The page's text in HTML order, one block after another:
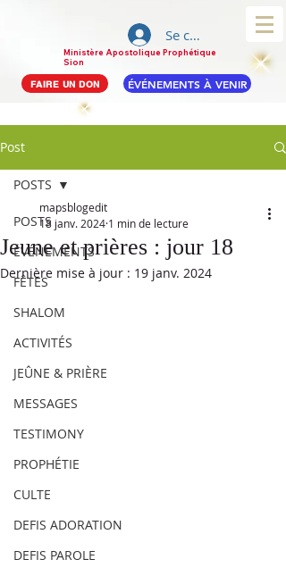
Ministère Apostolique Prophétique
Sion
Se connecter
FAIRE UN DON ÉVÉNEMENTS À VENIR
Post
POSTS
ÉVÉNEMENTS
FÊTES
SHALOM
ACTIVITÉS
JEÛNE & PRIÈRE
MESSAGES
TESTIMONY
PROPHÉTIE
CULTE
DEFIS ADORATION
DEFIS PAROLE
POSTS
Jeune et prières : jour 18
mapsblogedit
18 janv. 2024 1 min de lecture
Dernière mise à jour : 19 janv. 2024